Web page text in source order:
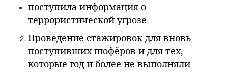
поступила информация о
террористической угрозе
Проведение стажировок для вновь
поступивших шофёров и для тех,
которые год и более не выполняли